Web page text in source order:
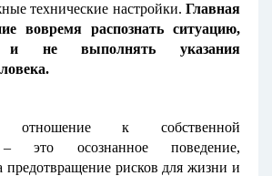
технические настройки. Главная
вовремя распознать ситуацию,
и не выполнять указания
отношение к собственной
– это осознанное поведение,
предотвращение рисков для жизни и